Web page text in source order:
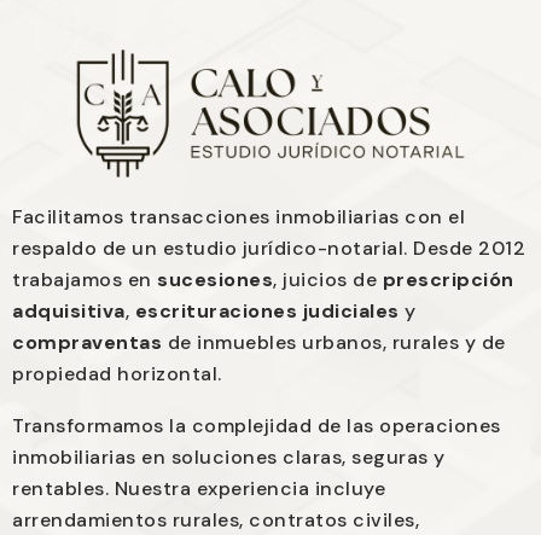
Facilitamos transacciones inmobiliarias con el
respaldo de un estudio jurídico-notarial. Desde 2012
trabajamos en sucesiones, juicios de prescripción
adquisitiva, escrituraciones judiciales y
compraventas de inmuebles urbanos, rurales y de
propiedad horizontal.
Transformamos la complejidad de las operaciones
inmobiliarias en soluciones claras, seguras y
rentables. Nuestra experiencia incluye
arrendamientos rurales, contratos civiles,